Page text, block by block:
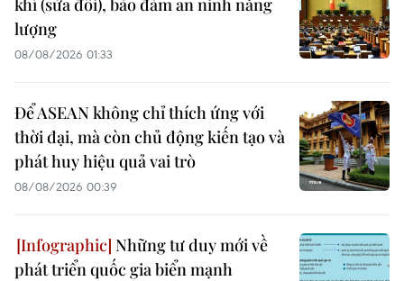
khí (sửa đổi), bảo đảm an ninh năng
lượng
08/08/2026 01:33
Để ASEAN không chỉ thích ứng với
thời đại, mà còn chủ động kiến tạo và
phát huy hiệu quả vai trò
08/08/2026 00:39
Những tư duy mới về
phát triển quốc gia biển mạnh